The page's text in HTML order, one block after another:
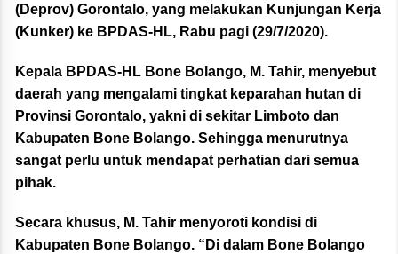
(Deprov) Gorontalo, yang melakukan Kunjungan Kerja
(Kunker) ke BPDAS-HL, Rabu pagi (29/7/2020).
Kepala BPDAS-HL Bone Bolango, M. Tahir, menyebut
daerah yang mengalami tingkat keparahan hutan di
Provinsi Gorontalo, yakni di sekitar Limboto dan
Kabupaten Bone Bolango. Sehingga menurutnya
sangat perlu untuk mendapat perhatian dari semua
pihak.
Secara khusus, M. Tahir menyoroti kondisi di
Kabupaten Bone Bolango. “Di dalam Bone Bolango